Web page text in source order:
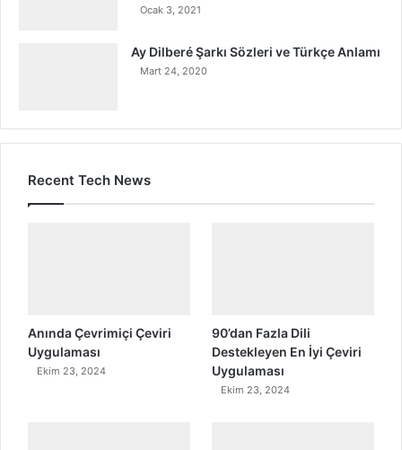
Ocak 3, 2021
Ay Dilberé Şarkı Sözleri ve Türkçe Anlamı
Mart 24, 2020
Recent Tech News
Anında Çevrimiçi Çeviri
Uygulaması
Ekim 23, 2024
90’dan Fazla Dili
Destekleyen En İyi Çeviri
Uygulaması
Ekim 23, 2024